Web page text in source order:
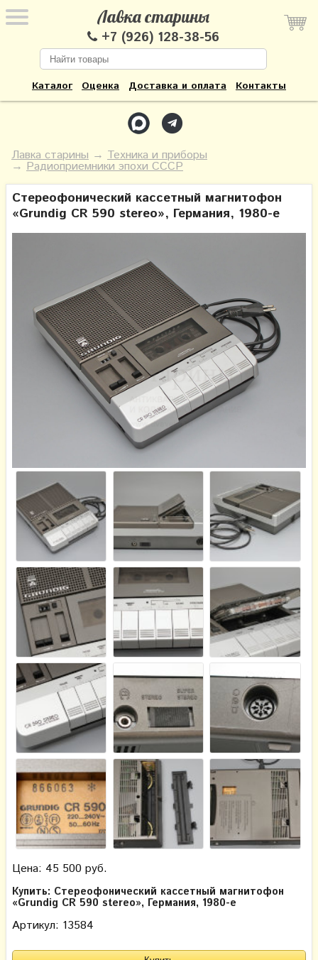
Лавка старины
+7 (926) 128-38-56
Каталог Оценка Доставка и оплата Контакты
Лавка старины → Техника и приборы
→ Радиоприемники эпохи СССР
Стереофонический кассетный магнитофон
«Grundig CR 590 stereo», Германия, 1980-е
Цена: 45 500 руб.
Купить: Стереофонический кассетный магнитофон
«Grundig CR 590 stereo», Германия, 1980-е
Артикул: 13584